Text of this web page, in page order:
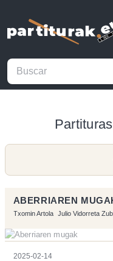
ABERRIAREN
Txomin Artola Julio Vidorreta
2025-02-14